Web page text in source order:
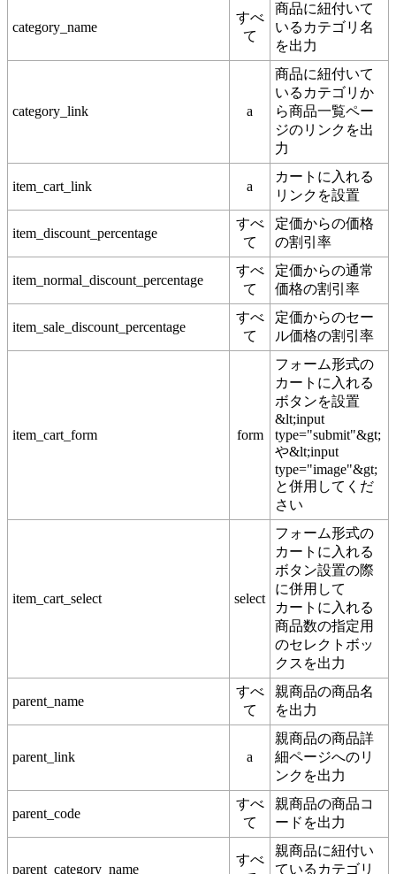
category_name
すべ
て
商品に紐付いて
いるカテゴリ名
を出力
category_link a
商品に紐付いて
いるカテゴリか
ら商品一覧ペー
ジのリンクを出
力
item_cart_link a
カートに入れる
リンクを設置
item_discount_percentage
すべ
て
定価からの価格
の割引率
item_normal_discount_percentage
すべ
て
定価からの通常
価格の割引率
item_sale_discount_percentage
すべ
て
定価からのセー
ル価格の割引率
item_cart_form form
フォーム形式の
カートに入れる
ボタンを設置
&lt;input
type="submit"&gt;
や&lt;input
type="image"&gt;
と併用してくだ
さい
item_cart_select select
フォーム形式の
カートに入れる
ボタン設置の際
に併用して
カートに入れる
商品数の指定用
のセレクトボッ
クスを出力
parent_name
すべ
て
親商品の商品名
を出力
parent_link a
親商品の商品詳
細ページへのリ
ンクを出力
parent_code
すべ
て
親商品の商品コ
ードを出力
parent_category_name
すべ
親商品に紐付い
ているカテゴリ